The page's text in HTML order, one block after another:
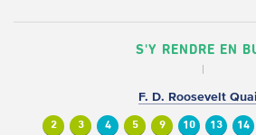
S'Y RENDRE EN
F. D. Roosevelt
2 3 4 5 9 10 13 14